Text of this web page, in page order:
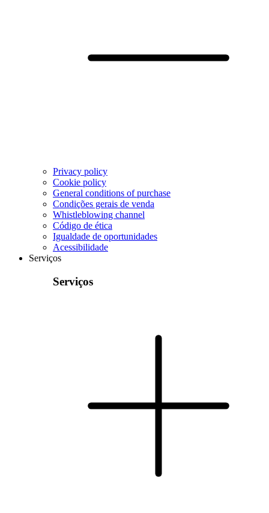
Privacy policy
Cookie policy
General conditions of purchase
Condições gerais de venda
Whistleblowing channel
Código de ética
Igualdade de oportunidades
Acessibilidade
Serviços
Serviços